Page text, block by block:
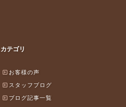
カテゴリ
お客様の声
スタッフブログ
ブログ記事一覧